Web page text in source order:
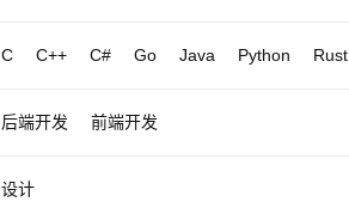
C C++ C# Go Java Python Rust
后端开发 前端开发
设计